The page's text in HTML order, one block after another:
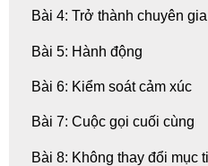
Bài 4: Trở thành chuyên gia
Bài 5: Hành động
Bài 6: Kiểm soát cảm xúc
Bài 7: Cuộc gọi cuối cùng
Bài 8: Không thay đổi mục